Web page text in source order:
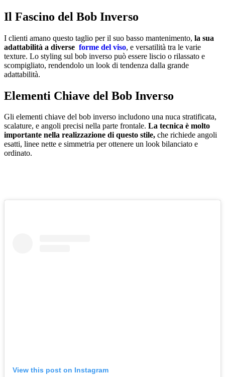
Il Fascino del Bob Inverso
I clienti amano questo taglio per il suo basso mantenimento, la sua
adattabilità a diverse forme del viso, e versatilità tra le varie
texture. Lo styling sul bob inverso può essere liscio o rilassato e
scompigliato, rendendolo un look di tendenza dalla grande
adattabilità.
Elementi Chiave del Bob Inverso
Gli elementi chiave del bob inverso includono una nuca stratificata,
scalature, e angoli precisi nella parte frontale. La tecnica è molto
importante nella realizzazione di questo stile, che richiede angoli
esatti, linee nette e simmetria per ottenere un look bilanciato e
ordinato.
View this post on Instagram